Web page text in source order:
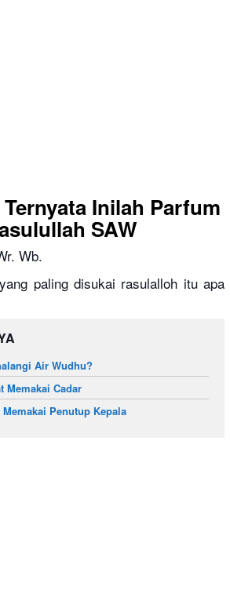
Inilah Parfum
SAW
Wb.
paling disukai rasulalloh itu apa
Air Wudhu?
Memakai Cadar
Penutup Kepala